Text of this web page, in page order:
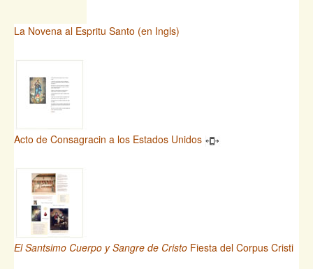
La Novena al Espritu Santo (en Ingls)
Acto de Consagracin a los Estados Unidos
El Santsimo Cuerpo y Sangre de Cristo Fiesta del Corpus Cristi